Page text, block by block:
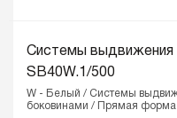
Системы
SB40W.1/500
W - Белый / Системы
боковинами / Прямая форма